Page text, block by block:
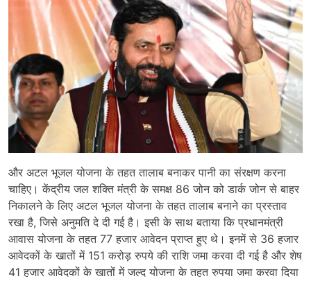
और अटल भूजल योजना के तहत तालाब बनाकर पानी का संरक्षण करना
चाहिए। केंद्रीय जल शक्ति मंत्री के समक्ष 86 जोन को डार्क जोन से बाहर
निकालने के लिए अटल भूजल योजना के तहत तालाब बनाने का प्रस्ताव
रखा है, जिसे अनुमति दे दी गई है। इसी के साथ बताया कि प्रधानमंत्री
आवास योजना के तहत 77 हजार आवेदन प्राप्त हुए थे। इनमें से 36 हजार
आवेदकों के खातों में 151 करोड़ रुपये की राशि जमा करवा दी गई है और शेष
41 हजार आवेदकों के खातों में जल्द योजना के तहत रुपया जमा करवा दिया